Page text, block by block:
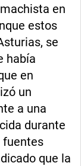
en
estos
se
había
en
un
a una
durante
fuentes
que la